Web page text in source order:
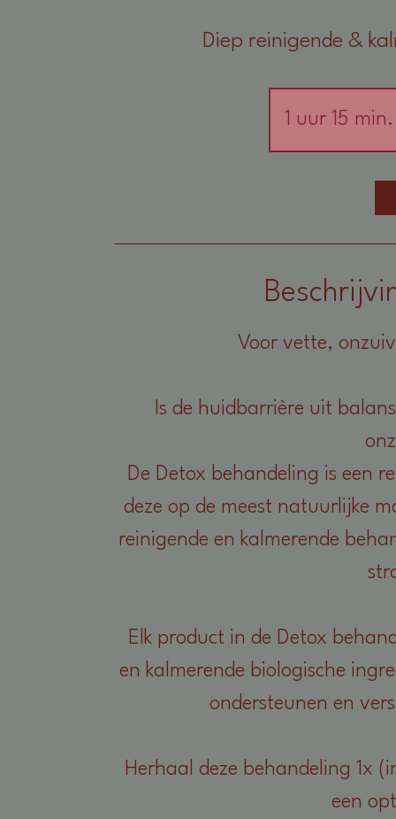
Diep reinigende &
1 uur 15 min.
Voor vette,
Is de huidbarrière uit
De Detox behandeling is een
deze op de meest natuurlijke
reinigende en kalmerende
Elk product in de Detox
en kalmerende biologische
ondersteunen en
Herhaal deze behandeling 1x
een